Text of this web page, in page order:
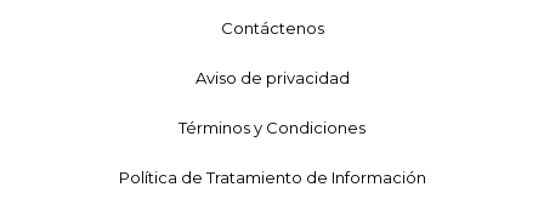
Contáctenos
Aviso de privacidad
Términos y Condiciones
Política de Tratamiento de Información